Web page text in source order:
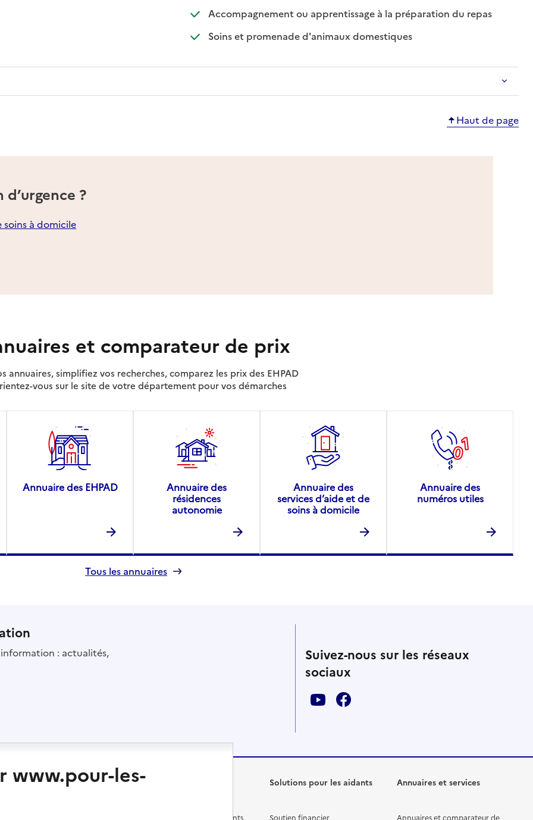
Accompagnement ou apprentissage à la préparation du repas: disponible
: non
Soins et promenade d'animaux domestiques: disponible
: non disponible
Haut de page
?
soins à domicile
et comparateur de prix
annuaires, simplifiez vos recherches, comparez les prix des EHPAD
vous sur le site de votre département pour vos démarches
Annuaire des EHPAD
Annuaire des
résidences
autonomie
Annuaire des
services d’aide et de
soins à domicile
Annuaire des
numéros utiles
Tous les annuaires
: actualités,
Suivez-nous sur les réseaux
sociaux
Changer de logement Vivre dans un EHPAD
Les différents établissements
Solutions pour les aidants
Soutien financier
Annuaires et services
Annuaires et comparateur de
www.pour-les-